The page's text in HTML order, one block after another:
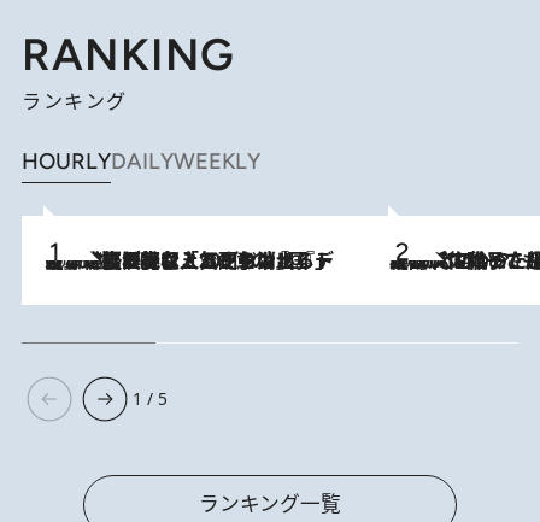
RANKING
ランキング
HOURLYDAILYWEEKLY
2026.8.5
【なぜ吉沢亮は「気配を消せる」のか？】興行収入208億の『国宝』を経て挑むミュージカル『ディア・エヴァン・ハンセン』。トップ俳優が舞台上でさらけ出した“孤独”とは 2026.8.5
【阿川佐和子さんの年とる力】なぜ70代で始めた趣味は“こんなに楽しい”のか？ ピアノ、俳句…スランプに陥っても続けられる“ある秘訣”とは
1 / 5
ランキング一覧